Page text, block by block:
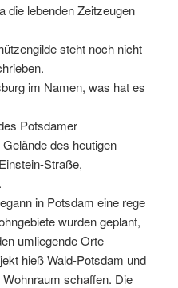
die lebenden Zeitzeugen
steht noch nicht
im Namen, was hat es
Potsdamer
des heutigen
Straße,
in Potsdam eine rege
wurden geplant,
umliegende Orte
hieß Wald-Potsdam und
schaffen. Die